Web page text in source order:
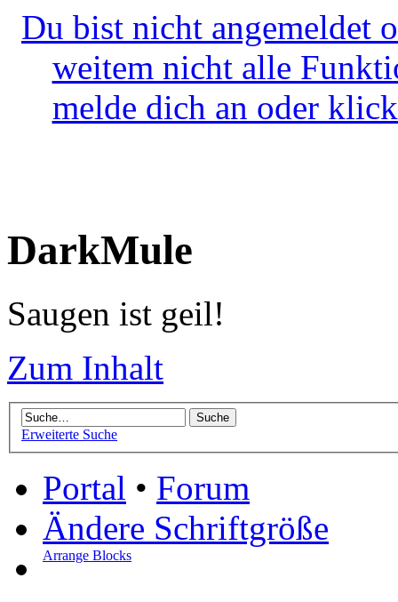
Du bist nicht angemeldet
weitem nicht alle
melde dich an oder
DarkMule
Saugen ist geil!
Zum Inhalt
Erweiterte Suche
Portal • Forum
Ändere Schriftgröße
Arrange Blocks